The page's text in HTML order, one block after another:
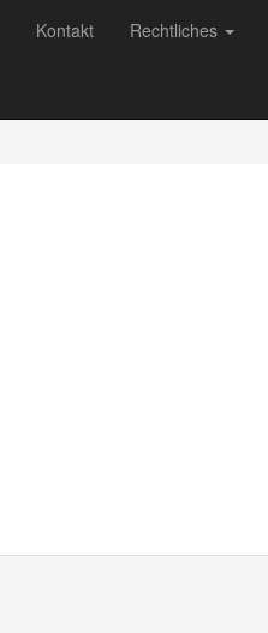
Kontakt Rechtliches